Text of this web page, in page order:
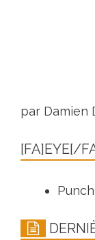
par Damien
[FA]EYE[/